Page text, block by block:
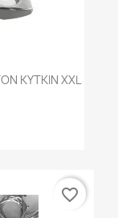
KYTKIN XXL
favorite_border